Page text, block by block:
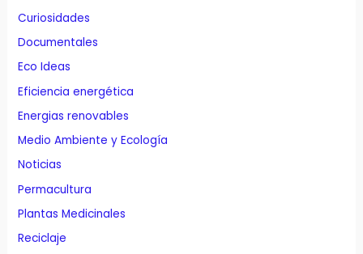
Curiosidades
Documentales
Eco Ideas
Eficiencia energética
Energias renovables
Medio Ambiente y Ecología
Noticias
Permacultura
Plantas Medicinales
Reciclaje